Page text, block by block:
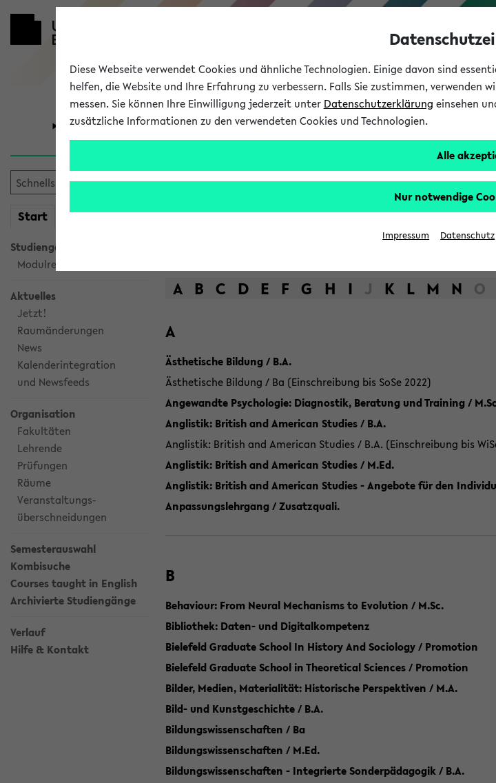
Universität Forschung Studium
Start meineKVV
Studiengangsauswahl
Modulrecherche
Aktuelles
Jetzt!
Raumänderungen
News
Kalenderintegration
und Newsfeeds
Organisation
Fakultäten
Lehrende
Prüfungen
Räume
Veranstaltungs-
überschneidungen
Semesterauswahl
Kombisuche
Courses taught in English
Archivierte Studiengänge
Verlauf
Hilfe & Kontakt
Das Lehrangebot der
A B C D E F G H I J K L M N O
A
Ästhetische Bildung / B.A.
Ästhetische Bildung / Ba (Einschreibung bis SoSe 2022)
Angewandte Psychologie: Diagnostik, Beratung und Training /
Anglistik: British and American Studies / B.A.
Anglistik: British and American Studies / B.A. (Einschreibung bis
Anglistik: British and American Studies / M.Ed.
Anglistik: British and American Studies - Angebote für den
Anpassungslehrgang / Zusatzquali.
B
Behaviour: From Neural Mechanisms to Evolution / M.Sc.
Bibliothek: Daten- und Digitalkompetenz
Bielefeld Graduate School In History And Sociology / Promotion
Bielefeld Graduate School in Theoretical Sciences / Promotion
Bilder, Medien, Materialität: Historische Perspektiven / M.A.
Bild- und Kunstgeschichte / B.A.
Bildungswissenschaften / Ba
Bildungswissenschaften / M.Ed.
Bildungswissenschaften - Integrierte Sonderpädagogik / B.A.
Diese Webseite verwendet Cookies und ähnliche Technologien. Einige davon sind
helfen, die Website und Ihre Erfahrung zu verbessern. Falls Sie zustimmen,
messen. Sie können Ihre Einwilligung jederzeit unter Datenschutzerklärung einsehen
zusätzliche Informationen zu den verwendeten Cookies und Technologien.
Alle
Nur notwendige
Impressum Datenschutz